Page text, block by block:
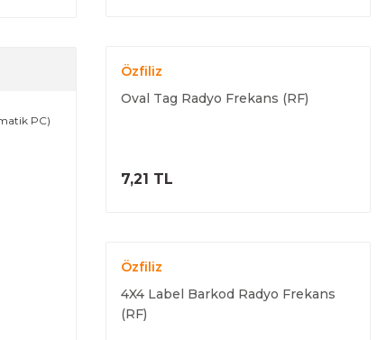
Özfiliz
Oval Tag Radyo Frekans (RF)
7,21 TL
Özfiliz
4X4 Label Barkod Radyo Frekans
(RF)